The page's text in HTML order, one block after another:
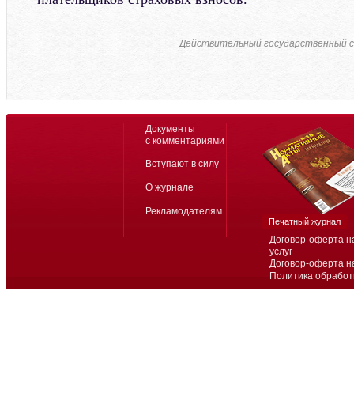
Действительный государственный
Договор-оферта
услуг
Договор-оферта
Политика
Документы
с комментариями
Вступают в силу
О журнале
Рекламодателям
Печатный журнал